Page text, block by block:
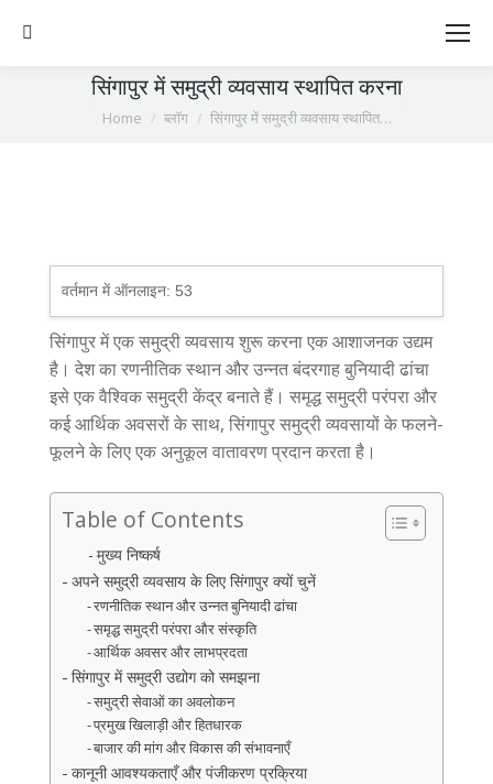
Search:
सिंगापुर में समुद्री व्यवसाय स्थापित करना
You are here:
Home ब्लॉग सिंगापुर में समुद्री व्यवसाय स्थापित…
वर्तमान में ऑनलाइन: 53
सिंगापुर में एक समुद्री व्यवसाय शुरू करना एक आशाजनक उद्यम
है। देश का रणनीतिक स्थान और उन्नत बंदरगाह बुनियादी ढांचा
इसे एक वैश्विक समुद्री केंद्र बनाते हैं। समृद्ध समुद्री परंपरा और
कई आर्थिक अवसरों के साथ, सिंगापुर समुद्री व्यवसायों के फलने-
फूलने के लिए एक अनुकूल वातावरण प्रदान करता है।
Table of Contents
मुख्य निष्कर्ष
अपने समुद्री व्यवसाय के लिए सिंगापुर क्यों चुनें
रणनीतिक स्थान और उन्नत बुनियादी ढांचा
समृद्ध समुद्री परंपरा और संस्कृति
आर्थिक अवसर और लाभप्रदता
सिंगापुर में समुद्री उद्योग को समझना
समुद्री सेवाओं का अवलोकन
प्रमुख खिलाड़ी और हितधारक
बाजार की मांग और विकास की संभावनाएँ
कानूनी आवश्यकताएँ और पंजीकरण प्रक्रिया